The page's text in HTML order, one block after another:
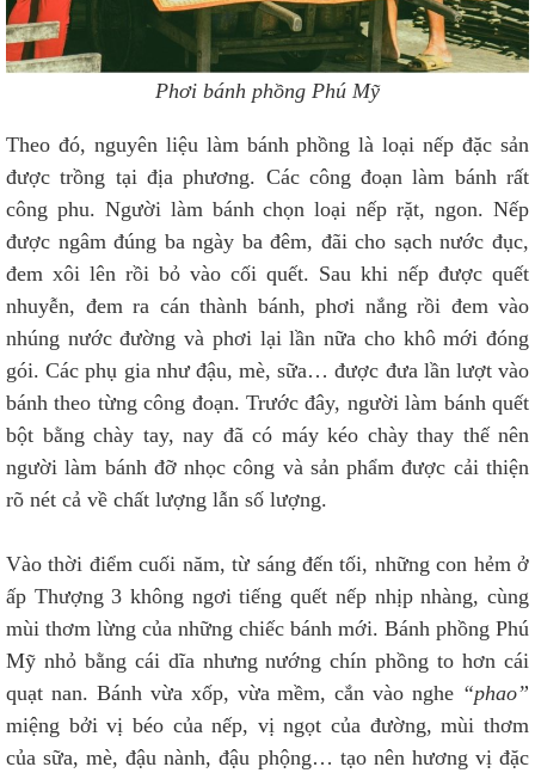
Phơi bánh phồng Phú Mỹ
Theo đó, nguyên liệu làm bánh phồng là loại nếp đặc sản
được trồng tại địa phương. Các công đoạn làm bánh rất
công phu. Người làm bánh chọn loại nếp rặt, ngon. Nếp
được ngâm đúng ba ngày ba đêm, đãi cho sạch nước đục,
đem xôi lên rồi bỏ vào cối quết. Sau khi nếp được quết
nhuyễn, đem ra cán thành bánh, phơi nắng rồi đem vào
nhúng nước đường và phơi lại lần nữa cho khô mới đóng
gói. Các phụ gia như đậu, mè, sữa… được đưa lần lượt vào
bánh theo từng công đoạn. Trước đây, người làm bánh quết
bột bằng chày tay, nay đã có máy kéo chày thay thế nên
người làm bánh đỡ nhọc công và sản phẩm được cải thiện
rõ nét cả về chất lượng lẫn số lượng.
Vào thời điểm cuối năm, từ sáng đến tối, những con hẻm ở
ấp Thượng 3 không ngơi tiếng quết nếp nhịp nhàng, cùng
mùi thơm lừng của những chiếc bánh mới. Bánh phồng Phú
Mỹ nhỏ bằng cái dĩa nhưng nướng chín phồng to hơn cái
quạt nan. Bánh vừa xốp, vừa mềm, cắn vào nghe “phao”
miệng bởi vị béo của nếp, vị ngọt của đường, mùi thơm
của sữa, mè, đậu nành, đậu phộng… tạo nên hương vị đặc